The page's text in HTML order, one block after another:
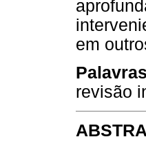
em
revisão